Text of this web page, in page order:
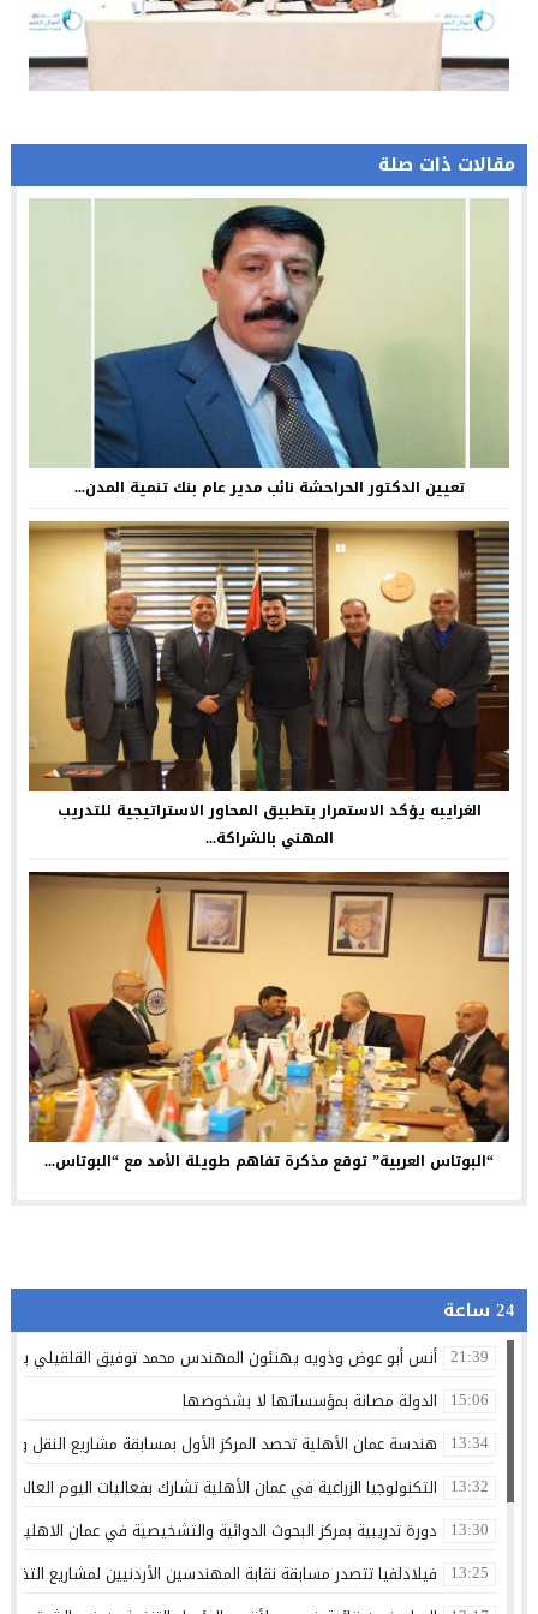
مقالات ذات صلة
تعيين الدكتور الحراحشة نائب مدير عام بنك تنمية المدن...
الغرايبه يؤكد الاستمرار بتطبيق المحاور الاستراتيجية للتدريب
المهني بالشراكة...
“البوتاس العربية” توقع مذكرة تفاهم طويلة الأمد مع “البوتاس...
24 ساعة
21:39 أنس أبو عوض وذويه يهنئون المهندس محمد توفيق القلقيلي
15:06 الدولة مصانة بمؤسساتها لا بشخوصها
13:34 هندسة عمان الأهلية تحصد المركز الأول بمسابقة مشاريع النقل
13:32 التكنولوجيا الزراعية في عمان الأهلية تشارك بفعاليات اليوم العالمي
13:30 دورة تدريبية بمركز البحوث الدوائية والتشخيصية في عمان
13:25 فيلادلفيا تتصدر مسابقة نقابة المهندسين الأردنيين لمشاريع